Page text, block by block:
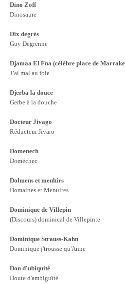
Dino Zoff
Dinosaure
Dix degrés
Guy Degrenne
Djamaa El Fna (célèbre place de
J’ai mal au foie
Djerba la douce
Gerbe à la douche
Docteur Jivago
Réducteur Jivaro
Domenech
Doméchec
Dolmens et menhirs
Domaines et Menuires
Dominique de Villepin
(Discours) dominical de Villepinte
Dominique Strauss-Kahn
Dominique j'trousse qu'Anne
Don d'ubiquité
Doute d'ambiguïté